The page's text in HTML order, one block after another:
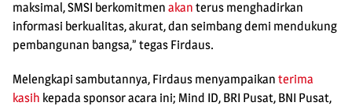
maksimal, SMSI berkomitmen akan terus menghadirkan
informasi berkualitas, akurat, dan seimbang demi mendukung
pembangunan bangsa,” tegas Firdaus.
Melengkapi sambutannya, Firdaus menyampaikan terima
kasih kepada sponsor acara ini; Mind ID, BRI Pusat, BNI Pusat,